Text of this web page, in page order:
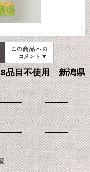
品目不使用 新潟県